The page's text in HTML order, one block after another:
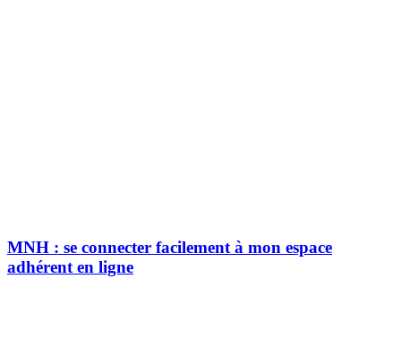
MNH : se connecter facilement à mon espace
adhérent en ligne